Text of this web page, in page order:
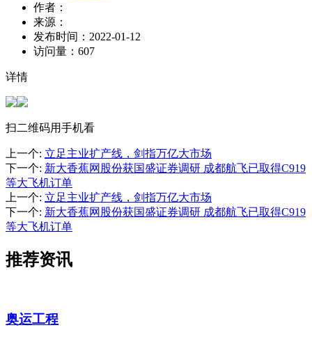
作者：
来源：
发布时间： 2022-01-12
访问量： 607
详情
扫二维码用手机看
上一个: 立足主业扩产线，剑指万亿大市场
下一个: 新大香蕉网股份获国盛证券调研 成都航飞已取得C919
等大飞机订单
上一个: 立足主业扩产线，剑指万亿大市场
下一个: 新大香蕉网股份获国盛证券调研 成都航飞已取得C919
等大飞机订单
推荐资讯
奥运工程